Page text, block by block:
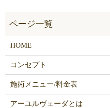
HOME
コンセプト
施術メニュー/料金表
アーユルヴェーダとは